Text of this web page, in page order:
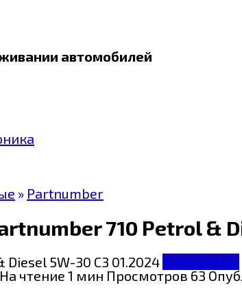
автомобилей
» Partnumber
710 Petrol &
Partnumber
На чтение 1 мин Просмотров63